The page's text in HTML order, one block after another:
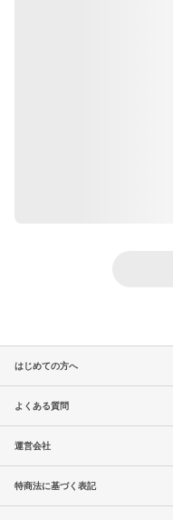
はじめての方へ
よくある質問
運営会社
特商法に基づく表記